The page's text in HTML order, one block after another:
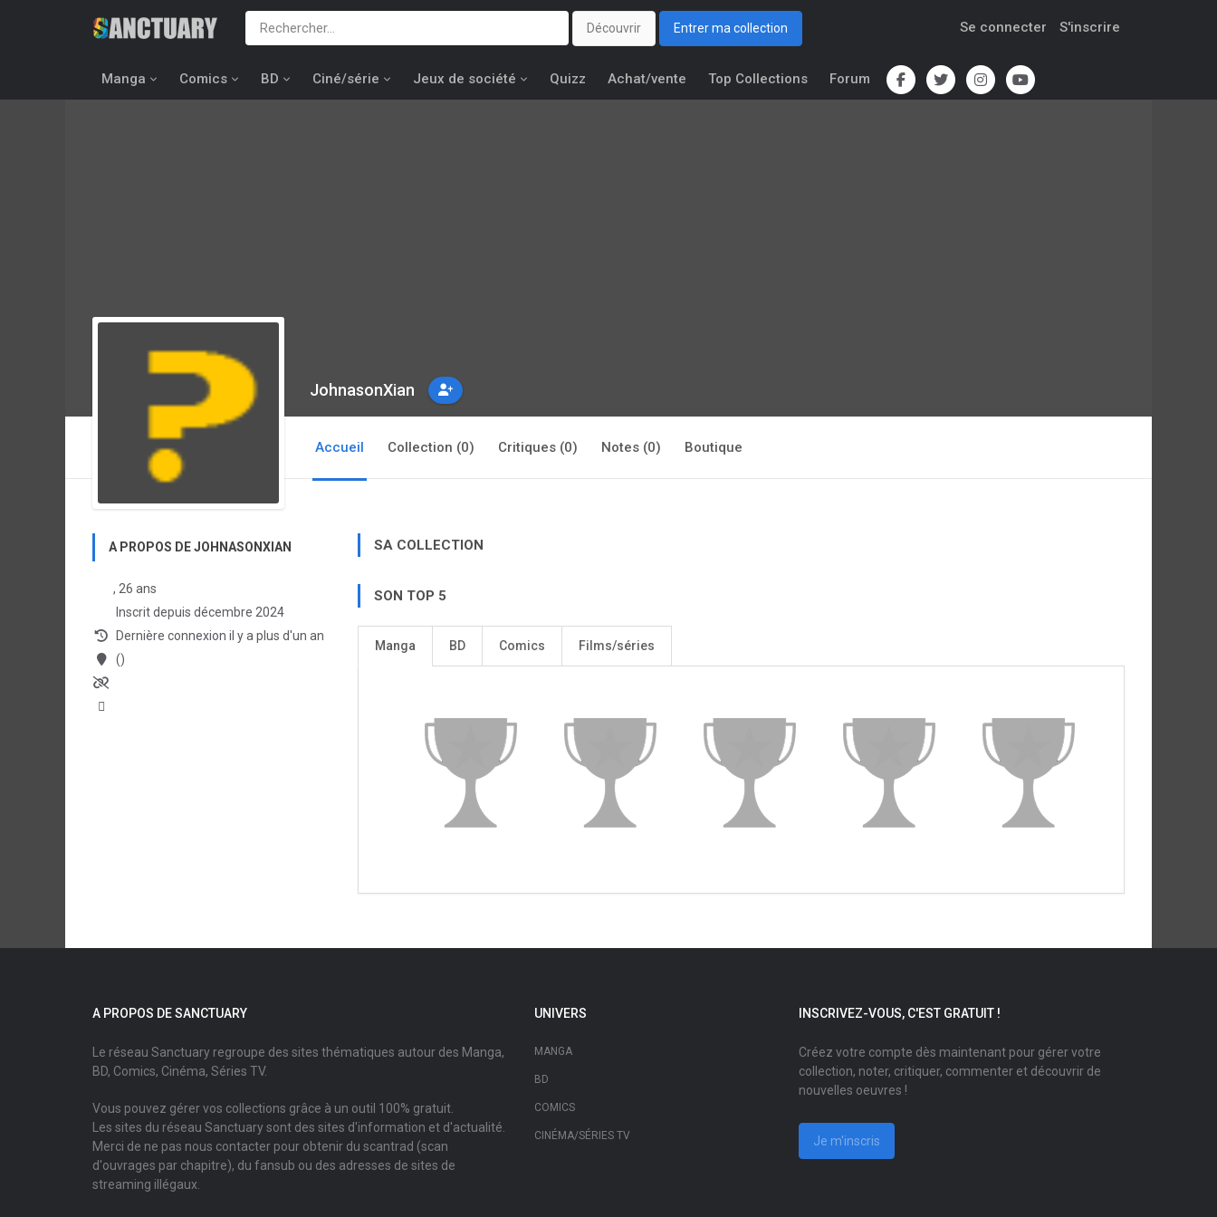
Découvrir Entrer ma collection Se connecter S'inscrire
Manga Comics BD Ciné/série Jeux de société Quizz Achat/vente Top Collections Forum
JohnasonXian
Accueil Collection (0) Critiques (0) Notes (0) Boutique
A PROPOS DE JOHNASONXIAN
, 26 ans
Inscrit depuis décembre 2024
Dernière connexion il y a plus d'un an
()
SA COLLECTION
SON TOP 5
Manga BD Comics Films/séries
A PROPOS DE SANCTUARY
Le réseau Sanctuary regroupe des sites thématiques autour des Manga,
BD, Comics, Cinéma, Séries TV.
Vous pouvez gérer vos collections grâce à un outil 100% gratuit.
Les sites du réseau Sanctuary sont des sites d'information et d'actualité.
Merci de ne pas nous contacter pour obtenir du scantrad (scan
d'ouvrages par chapitre), du fansub ou des adresses de sites de
streaming illégaux.
UNIVERS
MANGA
BD
COMICS
CINÉMA/SÉRIES TV
INSCRIVEZ-VOUS, C'EST GRATUIT !
Créez votre compte dès maintenant pour gérer votre
collection, noter, critiquer, commenter et découvrir de
nouvelles oeuvres !
Je m'inscris